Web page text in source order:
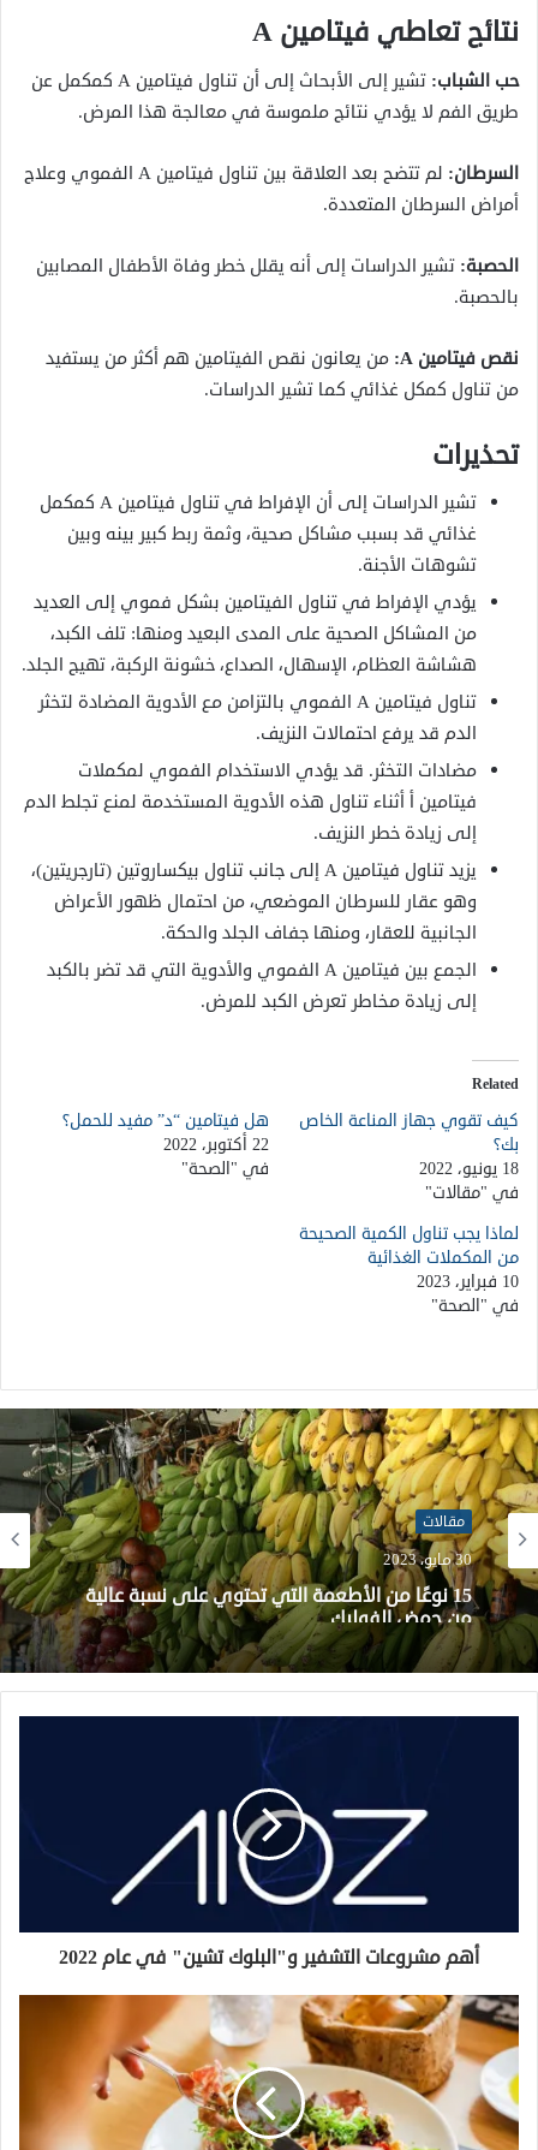
نتائج تعاطي فيتامين A
حب الشباب:
تشير إلى الأبحاث إلى أن تناول فيتامين A كمكمل عن
طريق الفم لا يؤدي نتائج ملموسة في معالجة هذا المرض.
السرطان:
لم تتضح بعد العلاقة بين تناول فيتامين A الفموي وعلاج
أمراض السرطان المتعددة.
الحصبة: تشير الدراسات إلى أنه يقلل خطر وفاة الأطفال المصابين
بالحصبة.
نقص فيتامين A:
من يعانون نقص الفيتامين هم أكثر من يستفيد
من تناول كمكل غذائي كما تشير الدراسات.
تحذيرات
تشير الدراسات إلى أن الإفراط في تناول فيتامين A كمكمل
غذائي قد بسبب مشاكل صحية، وثمة ربط كبير بينه وبين
تشوهات الأجنة.
يؤدي الإفراط في تناول الفيتامين بشكل فموي إلى العديد
من المشاكل الصحية على المدى البعيد ومنها: تلف الكبد،
هشاشة العظام، الإسهال، الصداع، خشونة الركبة، تهيج الجلد.
تناول فيتامين A الفموي بالتزامن مع الأدوية المضادة لتخثر
الدم قد يرفع احتمالات النزيف.
مضادات التخثر. قد يؤدي الاستخدام الفموي لمكملات
فيتامين أ أثناء تناول هذه الأدوية المستخدمة لمنع تجلط الدم
إلى زيادة خطر النزيف.
يزيد تناول فيتامين A إلى جانب تناول بيكساروتين (تارجريتين)،
وهو عقار للسرطان الموضعي، من احتمال ظهور الأعراض
الجانبية للعقار، ومنها جفاف الجلد والحكة.
الجمع بين فيتامين A الفموي والأدوية التي قد تضر بالكبد
إلى زيادة مخاطر تعرض الكبد للمرض.
Related
كيف تقوي جهاز المناعة الخاص
بك؟
18 يونيو، 2022
في "مقالات"
هل فيتامين “د” مفيد للحمل؟
22 أكتوبر، 2022
في "الصحة"
لماذا يجب تناول الكمية الصحيحة
من المكملات الغذائية
10 فبراير، 2023
في "الصحة"
مقالات
30 مايو، 2023
15 نوعًا من الأطعمة التي تحتوي على نسبة عالية
من حمض الفوليك
أهم مشروعات التشفير و"البلوك تشين" في عام 2022